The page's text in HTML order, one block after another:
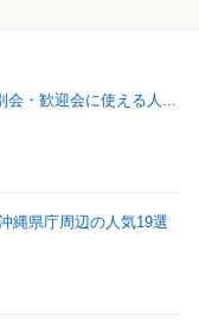
会・歓迎会に使える人...
縄県庁周辺の人気19選